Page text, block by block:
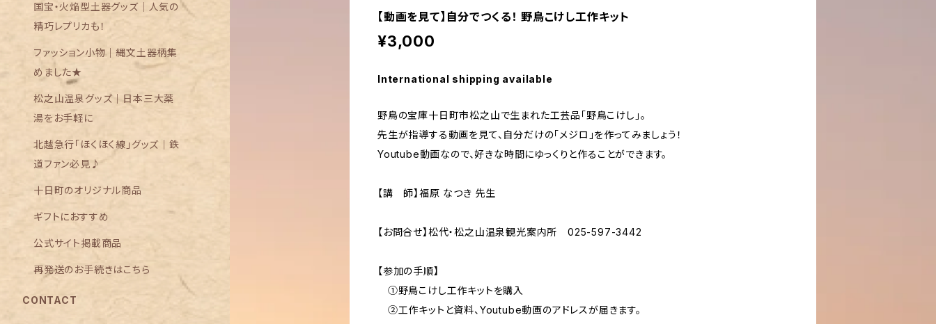
【動画を見て】自分でつくる！ 野鳥こけし工作キット
¥3,000
International shipping available
野鳥の宝庫十日町市松之山で生まれた工芸品「野鳥こけし」。
先生が指導する動画を見て、自分だけの「メジロ」を作ってみましょう！
Youtube動画なので、好きな時間にゆっくりと作ることができます。
【講 師】福原 なつき 先生
【お問合せ】松代・松之山温泉観光案内所 025-597-3442
【参加の手順】
①野鳥こけし工作キットを購入
②工作キットと資料、Youtube動画のアドレスが届きます。
国宝・火焔型土器グッズ｜人気の
精巧レプリカも！
ファッション小物｜縄文土器柄集
めました★
松之山温泉グッズ｜日本三大薬
湯をお手軽に
北越急行「ほくほく線」グッズ｜鉄
道ファン必見♪
十日町のオリジナル商品
ギフトにおすすめ
公式サイト掲載商品
再発送のお手続きはこちら
CONTACT